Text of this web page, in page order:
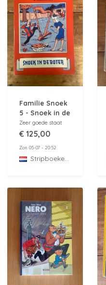
Familie Snoek
5 - Snoek in de
boter - 1e druk
- 1950
Zeer goede staat
€ 125,00
Zon 05-07 - 20:52
StripboekenZolder